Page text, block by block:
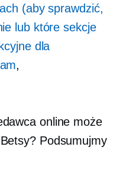
(aby sprawdzić,
lub które sekcje
dla
,
online może
Podsumujmy